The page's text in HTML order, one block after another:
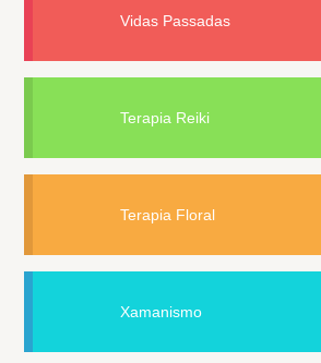
Vidas Passadas
Terapia Reiki
Terapia Floral
Xamanismo